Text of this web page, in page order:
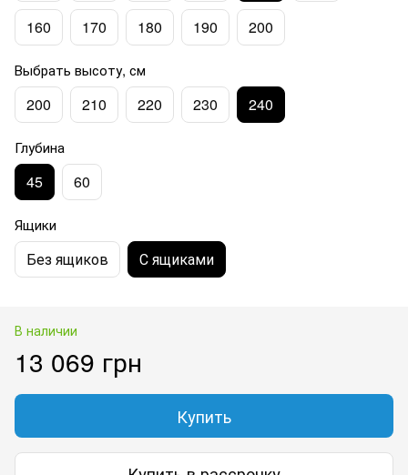
160 170 180 190 200
Выбрать высоту, см
200 210 220 230 240
Глубина
45 60
Ящики
Без ящиков С ящиками
В наличии
13 069 грн
Купить